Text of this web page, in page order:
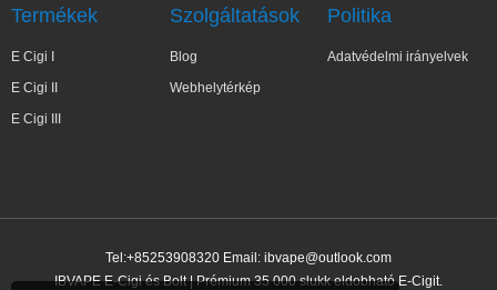
Termékek
E Cigi I
E Cigi II
E Cigi III
Szolgáltatások
Blog
Webhelytérkép
Politika
Adatvédelmi irányelvek
Tel:+85253908320 Email: ibvape@outlook.com
IBVAPE E-Cigi és Bolt | Prémium 35 000 slukk eldobható E-Cigit.